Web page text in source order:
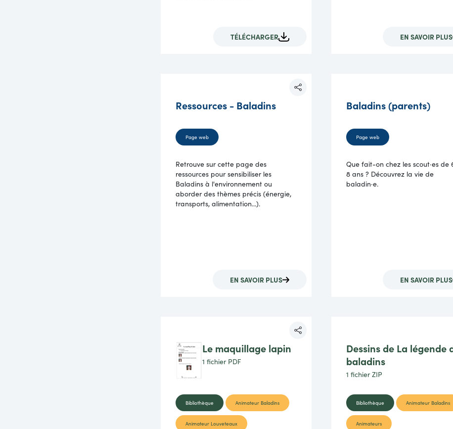
TÉLÉCHARGER EN SAVOIR PLUS
Ressources - Baladins
Page web
Retrouve sur cette page des
ressources pour sensibiliser les
Baladins à l'environnement ou
aborder des thèmes précis (énergie,
transports, alimentation...).
EN SAVOIR PLUS
Baladins (parents)
Page web
Que fait-on chez les scout·es de
8 ans ? Découvrez la vie de
baladin·e.
EN SAVOIR PLUS
Le maquillage lapin
1 fichier PDF
Bibliothèque Animateur Baladins
Animateur Louveteaux
Dessins de La légende
baladins
1 fichierZIP
Bibliothèque Animateur Baladins
Animateurs